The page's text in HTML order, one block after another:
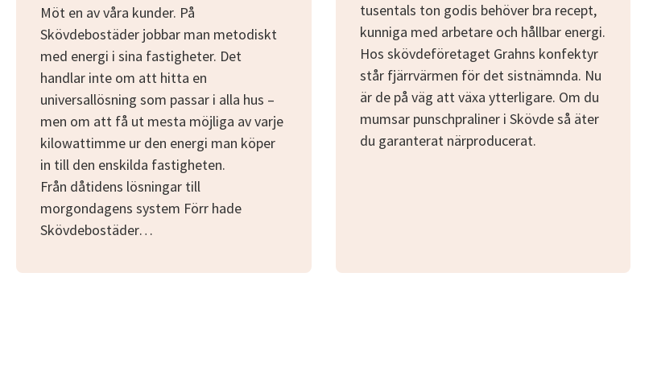
Möt en av våra kunder. På
Skövdebostäder jobbar man metodiskt
med energi i sina fastigheter. Det
handlar inte om att hitta en
universallösning som passar i alla hus –
men om att få ut mesta möjliga av varje
kilowattimme ur den energi man köper
in till den enskilda fastigheten.
Från dåtidens lösningar till
morgondagens system Förr hade
Skövdebostäder…
tusentals ton godis behöver bra recept,
kunniga med arbetare och hållbar energi.
Hos skövdeföretaget Grahns konfektyr
står fjärrvärmen för det sistnämnda. Nu
är de på väg att växa ytterligare. Om du
mumsar punschpraliner i Skövde så äter
du garanterat närproducerat.